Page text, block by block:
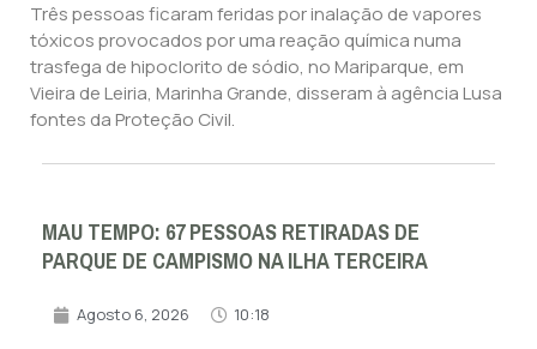
Três pessoas ficaram feridas por inalação de vapores
tóxicos provocados por uma reação química numa
trasfega de hipoclorito de sódio, no Mariparque, em
Vieira de Leiria, Marinha Grande, disseram à agência Lusa
fontes da Proteção Civil.
MAU TEMPO: 67 PESSOAS RETIRADAS DE
PARQUE DE CAMPISMO NA ILHA TERCEIRA
Agosto 6, 2026 10:18